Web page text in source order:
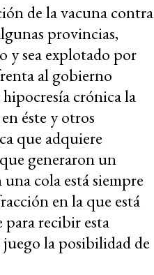
de la vacuna contra
provincias,
y sea explotado por
al gobierno
crónica la
éste y otros
que adquiere
generaron un
cola está siempre
en la que está
recibir esta
la posibilidad de